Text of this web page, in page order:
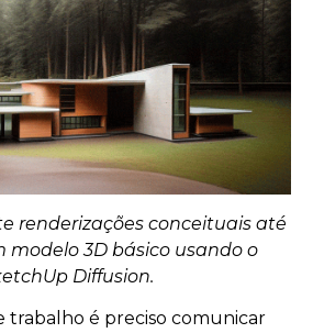
renderizações conceituais até
modelo 3D básico usando o
Diffusion.
trabalho é preciso comunicar